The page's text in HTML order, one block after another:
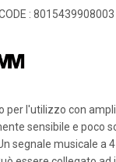
: 8015439908003
per l'utilizzo con
sensibile e poco
segnale musicale a